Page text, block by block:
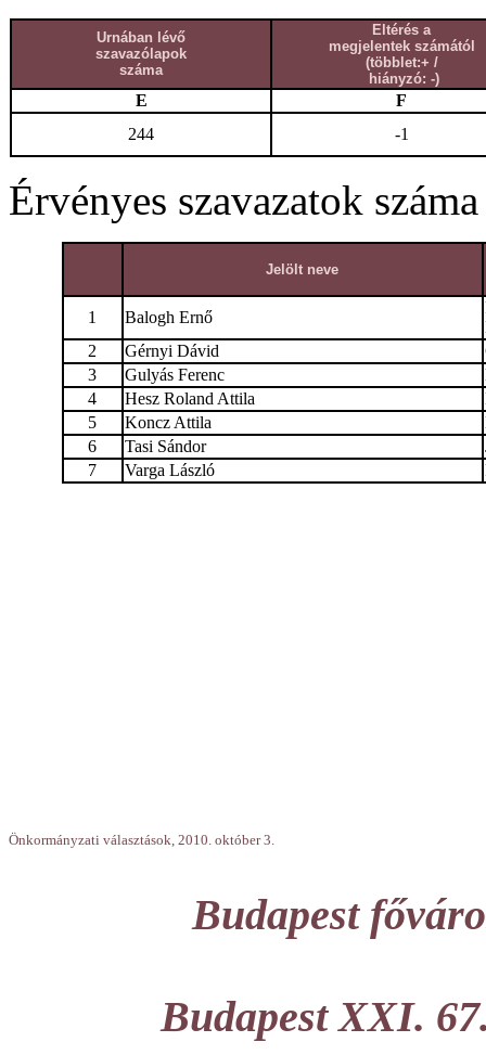
Urnában lévő
szavazólapok
száma
Eltérés a
megjelentek számától
(többlet:+ /
hiányzó: -)
E
F
244
-1
Érvényes szavazatok száma
Jelölt neve
1 Balogh Ernő
2
Gérnyi Dávid
3
Gulyás Ferenc
4
Hesz Roland Attila
5
Koncz Attila
6
Tasi Sándor
7
Varga László
Önkormányzati választások, 2010. október 3.
Budapest
Budapest XXI.